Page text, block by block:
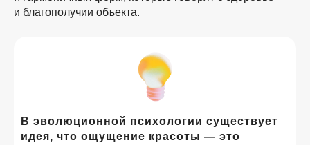
и благополучии объекта.
В эволюционной психологии существует
идея, что ощущение красоты — это